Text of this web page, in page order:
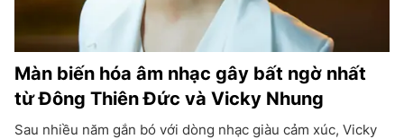
Màn biến hóa âm nhạc gây bất ngờ nhất
từ Đông Thiên Đức và Vicky Nhung
Sau nhiều năm gắn bó với dòng nhạc giàu cảm xúc, Vicky